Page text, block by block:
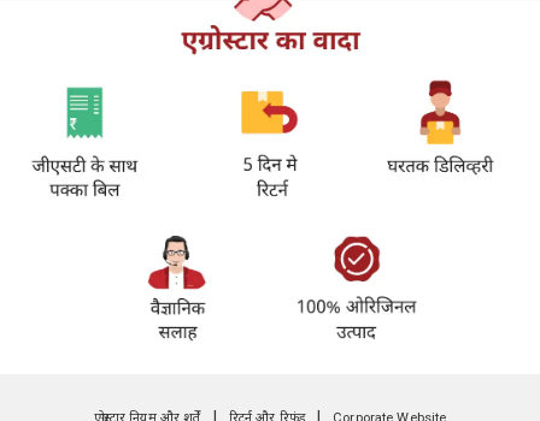
एग्रोस्टार नियम और शर्तें रिटर्न और रिफंड Corporate Website